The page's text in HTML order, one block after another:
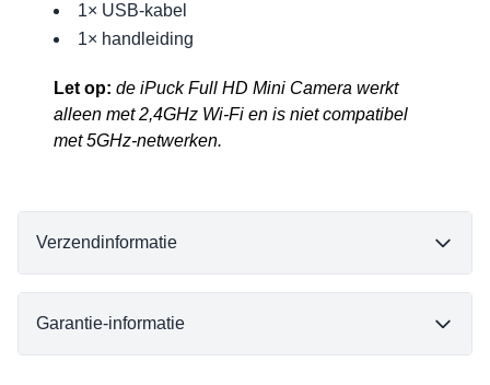
1× USB-kabel
1× handleiding
Let op: de iPuck Full HD Mini Camera werkt
alleen met 2,4GHz Wi-Fi en is niet compatibel
met 5GHz-netwerken.
Verzendinformatie
Garantie-informatie